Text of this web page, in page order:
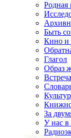
Родная
Быть
Кино и
Глагол
Образ
Встреча
За
У нас в